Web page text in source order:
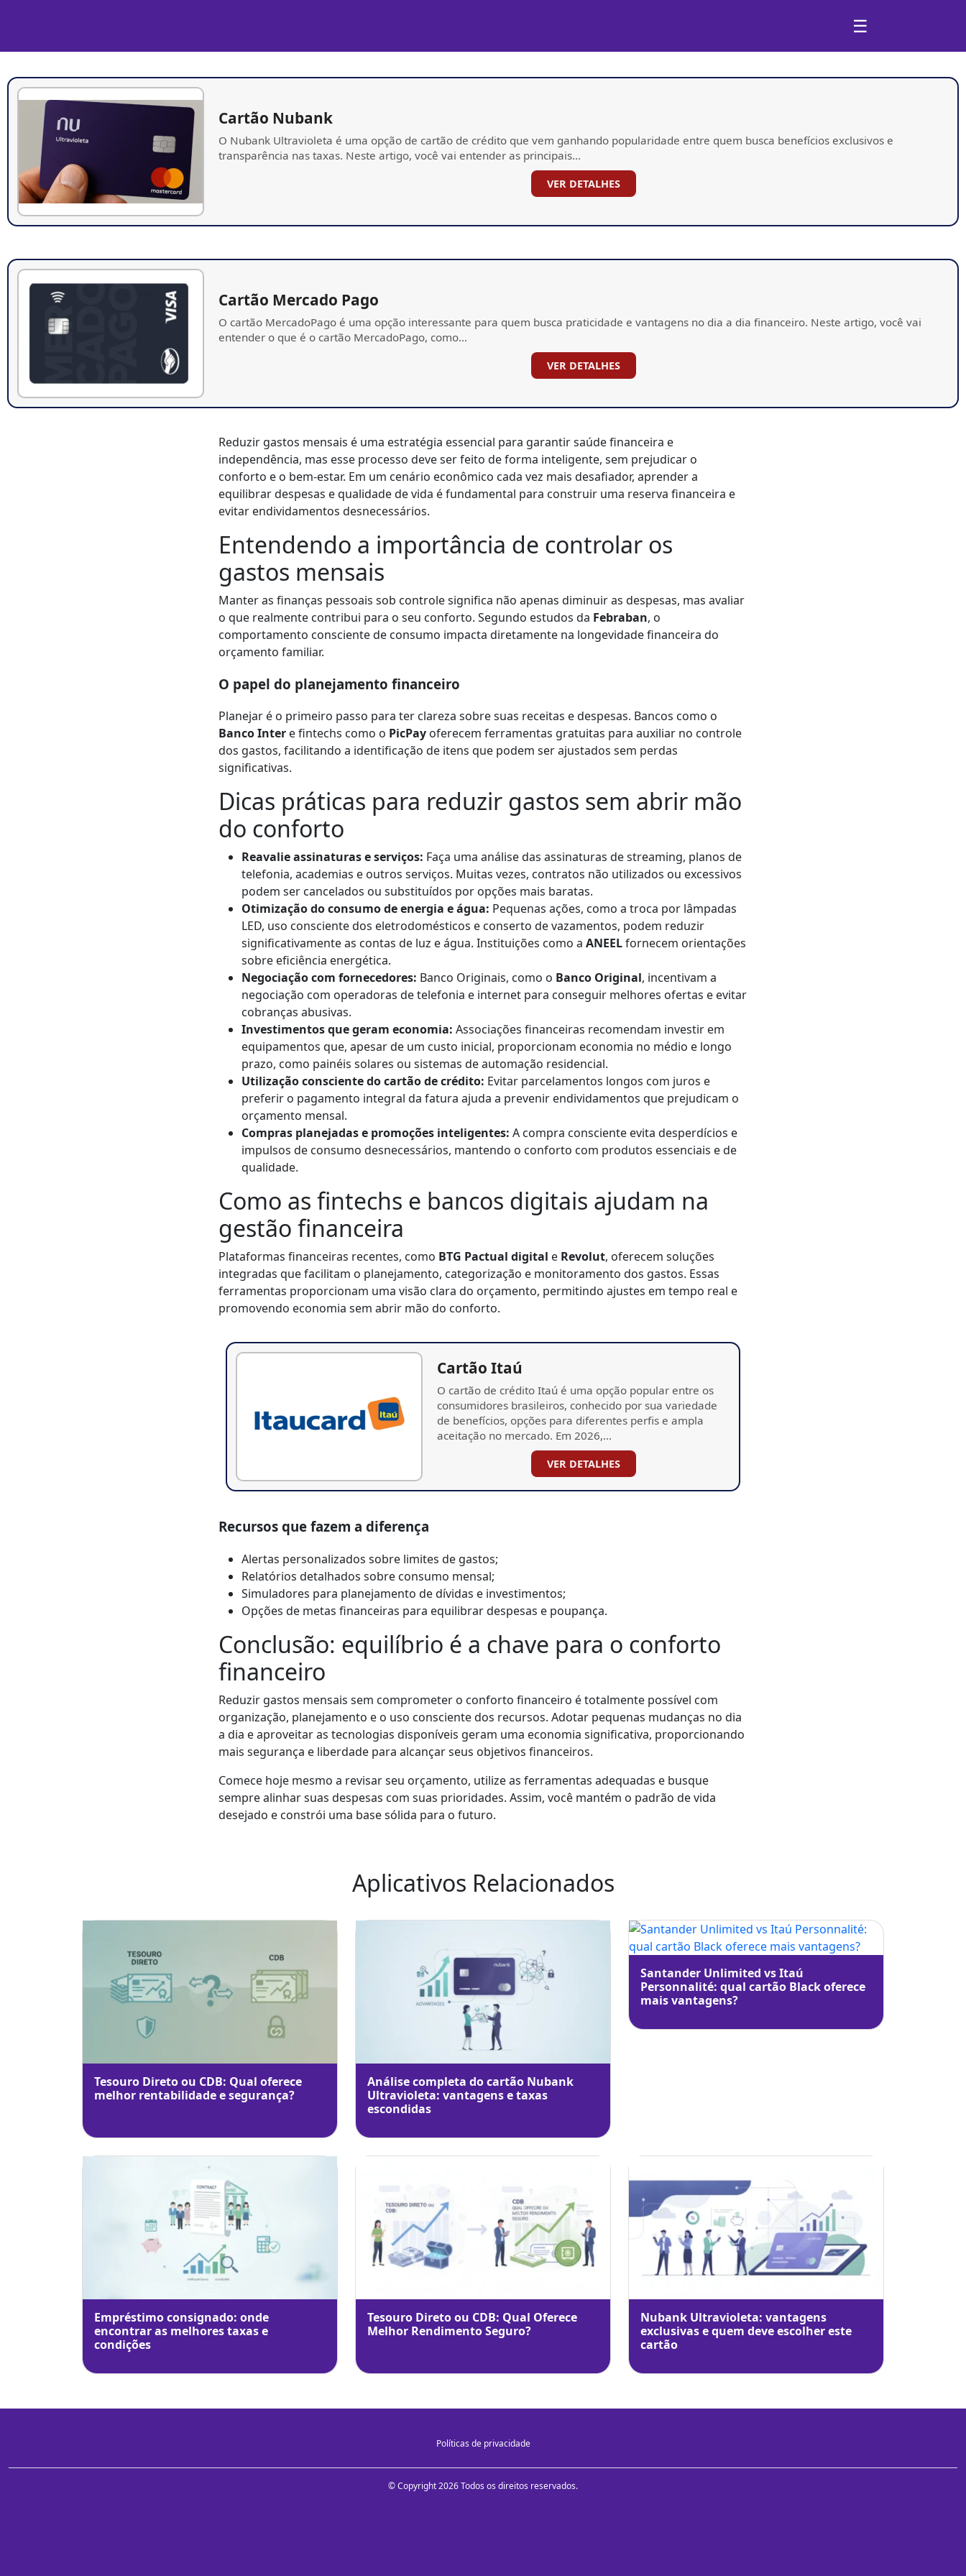
☰
Cartão Nubank
O Nubank Ultravioleta é uma opção de cartão de crédito que vem ganhando popularidade entre quem busca benefícios exclusivos e
transparência nas taxas. Neste artigo, você vai entender as principais…
VER DETALHES
Cartão Mercado Pago
O cartão MercadoPago é uma opção interessante para quem busca praticidade e vantagens no dia a dia financeiro. Neste artigo, você vai
entender o que é o cartão MercadoPago, como…
VER DETALHES
Reduzir gastos mensais é uma estratégia essencial para garantir saúde financeira e
independência, mas esse processo deve ser feito de forma inteligente, sem prejudicar o
conforto e o bem-estar. Em um cenário econômico cada vez mais desafiador, aprender a
equilibrar despesas e qualidade de vida é fundamental para construir uma reserva financeira e
evitar endividamentos desnecessários.
Entendendo a importância de controlar os
gastos mensais
Manter as finanças pessoais sob controle significa não apenas diminuir as despesas, mas avaliar
o que realmente contribui para o seu conforto. Segundo estudos da Febraban, o
comportamento consciente de consumo impacta diretamente na longevidade financeira do
orçamento familiar.
O papel do planejamento financeiro
Planejar é o primeiro passo para ter clareza sobre suas receitas e despesas. Bancos como o
Banco Inter e fintechs como o PicPay oferecem ferramentas gratuitas para auxiliar no controle
dos gastos, facilitando a identificação de itens que podem ser ajustados sem perdas
significativas.
Dicas práticas para reduzir gastos sem abrir mão
do conforto
Reavalie assinaturas e serviços: Faça uma análise das assinaturas de streaming, planos de
telefonia, academias e outros serviços. Muitas vezes, contratos não utilizados ou excessivos
podem ser cancelados ou substituídos por opções mais baratas.
Otimização do consumo de energia e água: Pequenas ações, como a troca por lâmpadas
LED, uso consciente dos eletrodomésticos e conserto de vazamentos, podem reduzir
significativamente as contas de luz e água. Instituições como a ANEELfornecem orientações
sobre eficiência energética.
Negociação com fornecedores: Banco Originais, como o Banco Original, incentivam a
negociação com operadoras de telefonia e internet para conseguir melhores ofertas e evitar
cobranças abusivas.
Investimentos que geram economia: Associações financeiras recomendam investir em
equipamentos que, apesar de um custo inicial, proporcionam economia no médio e longo
prazo, como painéis solares ou sistemas de automação residencial.
Utilização consciente do cartão de crédito: Evitar parcelamentos longos com juros e
preferir o pagamento integral da fatura ajuda a prevenir endividamentos que prejudicam o
orçamento mensal.
Compras planejadas e promoções inteligentes: A compra consciente evita desperdícios e
impulsos de consumo desnecessários, mantendo o conforto com produtos essenciais e de
qualidade.
Como as fintechs e bancos digitais ajudam na
gestão financeira
Plataformas financeiras recentes, como BTG Pactual digital e Revolut, oferecem soluções
integradas que facilitam o planejamento, categorização e monitoramento dos gastos. Essas
ferramentas proporcionam uma visão clara do orçamento, permitindo ajustes em tempo real e
promovendo economia sem abrir mão do conforto.
Cartão Itaú
O cartão de crédito Itaú é uma opção popular entre os
consumidores brasileiros, conhecido por sua variedade
de benefícios, opções para diferentes perfis e ampla
aceitação no mercado. Em 2026,…
VER DETALHES
Recursos que fazem a diferença
Alertas personalizados sobre limites de gastos;
Relatórios detalhados sobre consumo mensal;
Simuladores para planejamento de dívidas e investimentos;
Opções de metas financeiras para equilibrar despesas e poupança.
Conclusão: equilíbrio é a chave para o conforto
financeiro
Reduzir gastos mensais sem comprometer o conforto financeiro é totalmente possível com
organização, planejamento e o uso consciente dos recursos. Adotar pequenas mudanças no dia
a dia e aproveitar as tecnologias disponíveis geram uma economia significativa, proporcionando
mais segurança e liberdade para alcançar seus objetivos financeiros.
Comece hoje mesmo a revisar seu orçamento, utilize as ferramentas adequadas e busque
sempre alinhar suas despesas com suas prioridades. Assim, você mantém o padrão de vida
desejado e constrói uma base sólida para o futuro.
Aplicativos Relacionados
Tesouro Direto ou CDB: Qual oferece
melhor rentabilidade e segurança?
Análise completa do cartão Nubank
Ultravioleta: vantagens e taxas
escondidas
Santander Unlimited vs Itaú
Personnalité: qual cartão Black oferece
mais vantagens?
Empréstimo consignado: onde
encontrar as melhores taxas e
condições
Tesouro Direto ou CDB: Qual Oferece
Melhor Rendimento Seguro?
Nubank Ultravioleta: vantagens
exclusivas e quem deve escolher este
cartão
Políticas de privacidade
© Copyright 2026 Todos os direitos reservados.